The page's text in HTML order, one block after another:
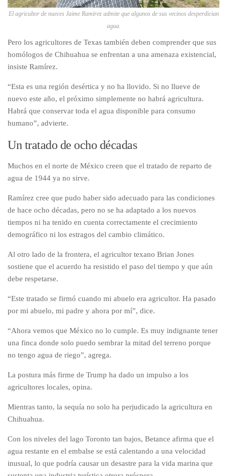
El agricultor de nueces Jaime Ramírez admite que algunos de sus vecinos desperdician
agua.
Pero los agricultores de Texas también deben comprender que sus
homólogos de Chihuahua se enfrentan a una amenaza existencial,
insiste Ramírez.
“Esta es una región desértica y no ha llovido. Si no llueve de
nuevo este año, el próximo simplemente no habrá agricultura.
Habrá que conservar toda el agua disponible para consumo
humano”, advierte.
Un tratado de ocho décadas
Muchos en el norte de México creen que el tratado de reparto de
agua de 1944 ya no sirve.
Ramírez cree que pudo haber sido adecuado para las condiciones
de hace ocho décadas, pero no se ha adaptado a los nuevos
tiempos ni ha tenido en cuenta correctamente el crecimiento
demográfico ni los estragos del cambio climático.
Al otro lado de la frontera, el agricultor texano Brian Jones
sostiene que el acuerdo ha resistido el paso del tiempo y que aún
debe respetarse.
“Este tratado se firmó cuando mi abuelo era agricultor. Ha pasado
por mi abuelo, mi padre y ahora por mí”, dice.
“Ahora vemos que México no lo cumple. Es muy indignante tener
una finca donde solo puedo sembrar la mitad del terreno porque
no tengo agua de riego”, agrega.
La postura más firme de Trump ha dado un impulso a los
agricultores locales, opina.
Mientras tanto, la sequía no solo ha perjudicado la agricultura en
Chihuahua.
Con los niveles del lago Toronto tan bajos, Betance afirma que el
agua restante en el embalse se está calentando a una velocidad
inusual, lo que podría causar un desastre para la vida marina que